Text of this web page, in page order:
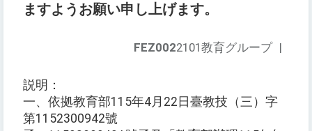
ますようお願い申し上げます。
FEZ0022101教育グループ |
説明：
一、依拠教育部115年4月22日臺教技（三）字
第1152300942號